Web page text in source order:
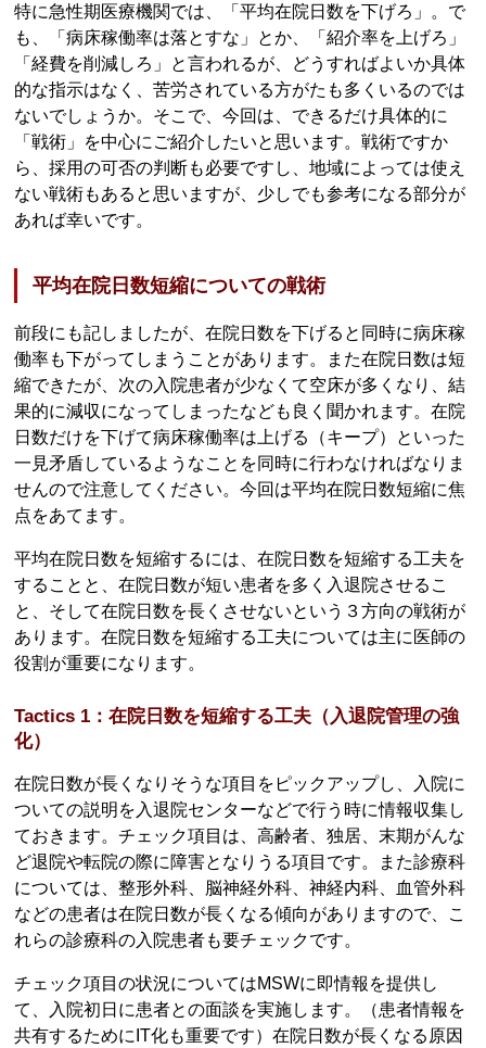
特に急性期医療機関では、「平均在院日数を下げろ」。で
も、「病床稼働率は落とすな」とか、「紹介率を上げろ」
「経費を削減しろ」と言われるが、どうすればよいか具体
的な指示はなく、苦労されている方がたも多くいるのでは
ないでしょうか。そこで、今回は、できるだけ具体的に
「戦術」を中心にご紹介したいと思います。戦術ですか
ら、採用の可否の判断も必要ですし、地域によっては使え
ない戦術もあると思いますが、少しでも参考になる部分が
あれば幸いです。
平均在院日数短縮についての戦術
前段にも記しましたが、在院日数を下げると同時に病床稼
働率も下がってしまうことがあります。また在院日数は短
縮できたが、次の入院患者が少なくて空床が多くなり、結
果的に減収になってしまったなども良く聞かれます。在院
日数だけを下げて病床稼働率は上げる（キープ）といった
一見矛盾しているようなことを同時に行わなければなりま
せんので注意してください。今回は平均在院日数短縮に焦
点をあてます。
平均在院日数を短縮するには、在院日数を短縮する工夫を
することと、在院日数が短い患者を多く入退院させるこ
と、そして在院日数を長くさせないという３方向の戦術が
あります。在院日数を短縮する工夫については主に医師の
役割が重要になります。
Tactics 1：在院日数を短縮する工夫（入退院管理の強
化）
在院日数が長くなりそうな項目をピックアップし、入院に
ついての説明を入退院センターなどで行う時に情報収集し
ておきます。チェック項目は、高齢者、独居、末期がんな
ど退院や転院の際に障害となりうる項目です。また診療科
については、整形外科、脳神経外科、神経内科、血管外科
などの患者は在院日数が長くなる傾向がありますので、こ
れらの診療科の入院患者も要チェックです。
チェック項目の状況についてはMSWに即情報を提供し
て、入院初日に患者との面談を実施します。（患者情報を
共有するためにIT化も重要です）在院日数が長くなる原因